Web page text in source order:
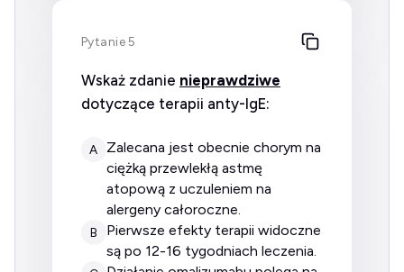
Pytanie 5
Wskaż zdanie nieprawdziwe
dotyczące terapii anty-IgE:
A
zalecana jest obecnie chorym na
ciężką przewlekłą astmę
atopową z uczuleniem na
alergeny całoroczne.
B
pierwsze efekty terapii widoczne
są po 12-16 tygodniach leczenia.